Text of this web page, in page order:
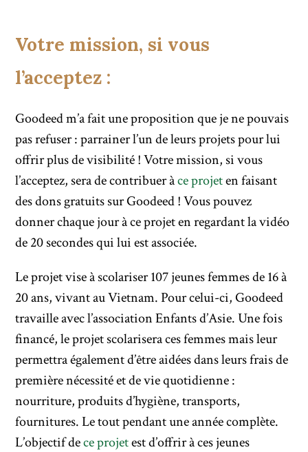
Votre mission, si vous
l’acceptez :
Goodeed m’a fait une proposition que je ne pouvais
pas refuser : parrainer l’un de leurs projets pour lui
offrir plus de visibilité ! Votre mission, si vous
l’acceptez, sera de contribuer àce projeten faisant
des dons gratuits sur Goodeed ! Vous pouvez
donner chaque jour à ce projet en regardant la vidéo
de 20 secondes qui lui est associée.
Le projet vise​ à scolariser 107 jeunes femmes de 16 à
20 ans, vivant au Vietnam. Pour celui-ci, Goodeed
travaille avec l’association Enfants d’Asie. Une fois
financé, le projet scolarisera ces femmes mais leur
permettra également d’être aidées dans leurs frais de
première nécessité et de vie quotidienne :
nourriture, produits d’hygiène, transports,
fournitures. Le tout pendant une année complète.
L’objectif dece projetest d’offrir à ces jeunes